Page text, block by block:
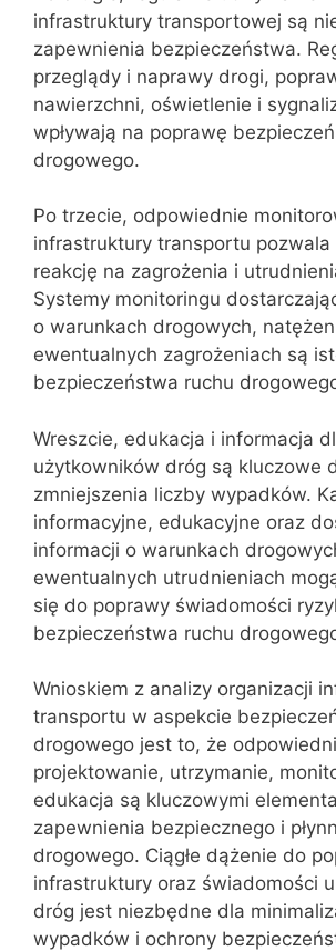
infrastruktury transportowej są
zapewnienia bezpieczeństwa.
przeglądy i naprawy drogi,
nawierzchni, oświetlenie i
wpływają na poprawę
drogowego.
Po trzecie, odpowiednie
infrastruktury transportu pozwala
reakcję na zagrożenia i
Systemy monitoringu
o warunkach drogowych,
ewentualnych zagrożeniach są
bezpieczeństwa ruchu
Wreszcie, edukacja i informacja
użytkowników dróg są kluczowe
zmniejszenia liczby wypadków.
informacyjne, edukacyjne oraz
informacji o warunkach
ewentualnych utrudnieniach
się do poprawy świadomości
bezpieczeństwa ruchu
Wnioskiem z analizy organizacji
transportu w aspekcie
drogowego jest to, że
projektowanie, utrzymanie,
edukacja są kluczowymi
zapewnienia bezpiecznego i
drogowego. Ciągłe dążenie do
infrastruktury oraz świadomości
dróg jest niezbędne dla
wypadków i ochrony